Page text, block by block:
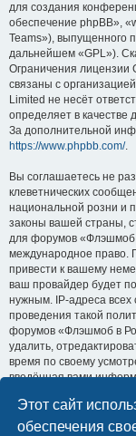
Этот сайт
обеспечения
для создания
обеспечение phpBB»,
Teams»), выпущенного
дальнейшем «GPL»).
Ограничения лицензии
связаны с
Limited не несёт
определяет в качестве
За дополнительной
https://www.phpbb.com/.
Вы соглашаетесь не
клеветнических
национальной розни и
законы вашей страны,
для форумов
международное право.
привести к вашему
ваш провайдер будет
нужным. IP-адреса
проведения такой
форумов «Флэшмоб в
удалить,
время по своему
введённая вами
информация не будет
администрация
флешмоб», ни phpBB